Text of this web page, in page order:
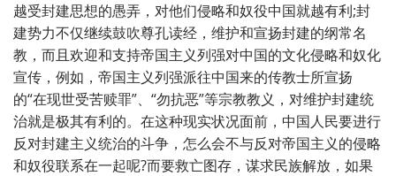
越受封建思想的愚弄，对他们侵略和奴役中国就越有利;封
建势力不仅继续鼓吹尊孔读经，维护和宣扬封建的纲常名
教，而且欢迎和支持帝国主义列强对中国的文化侵略和奴化
宣传，例如，帝国主义列强派往中国来的传教士所宣扬
的“在现世受苦赎罪”、“勿抗恶”等宗教教义，对维护封建统
治就是极其有利的。在这种现实状况面前，中国人民要进行
反对封建主义统治的斗争，怎么会不与反对帝国主义的侵略
和奴役联系在一起呢?而要救亡图存，谋求民族解放，如果